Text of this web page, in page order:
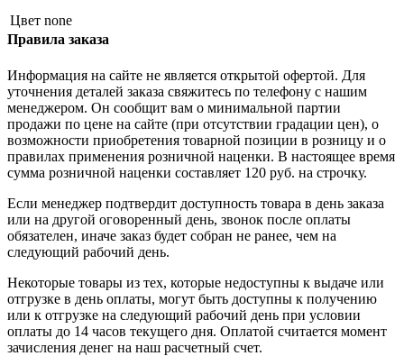
Цвет none
Правила заказа
Информация на сайте не является открытой офертой. Для
уточнения деталей заказа свяжитесь по телефону с нашим
менеджером. Он сообщит вам о минимальной партии
продажи по цене на сайте (при отсутствии градации цен), о
возможности приобретения товарной позиции в розницу и о
правилах применения розничной наценки. В настоящее время
сумма розничной наценки составляет 120 руб. на строчку.
Если менеджер подтвердит доступность товара в день заказа
или на другой оговоренный день, звонок после оплаты
обязателен, иначе заказ будет собран не ранее, чем на
следующий рабочий день.
Некоторые товары из тех, которые недоступны к выдаче или
отгрузке в день оплаты, могут быть доступны к получению
или к отгрузке на следующий рабочий день при условии
оплаты до 14 часов текущего дня. Оплатой считается момент
зачисления денег на наш расчетный счет.